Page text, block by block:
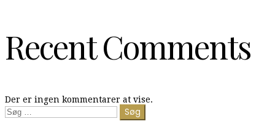
Recent Comments
Der er ingen kommentarer at vise.
Søg
efter: